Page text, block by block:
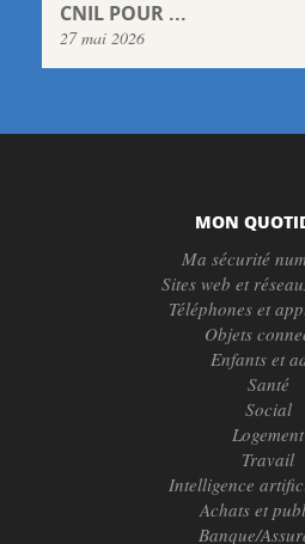
CNIL POUR ...
27 mai 2026
MON
Ma sécurité
Sites web et
Téléphones et
Objets
Enfants et
Santé
Social
Logement
Travail
Intelligence
Achats et
Banque/